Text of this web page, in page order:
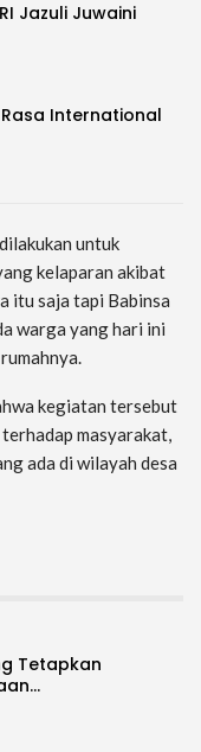
Jazuli Juwaini
International
untuk
kelaparan akibat
itu saja tapi Babinsa
warga yang hari ini
kegiatan tersebut
masyarakat,
ada di wilayah desa
Tetapkan